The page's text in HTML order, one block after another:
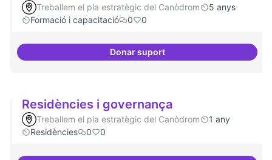
Treballem el pla estratègic del Canòdrom
5 anys
Formació i capacitació
0 0
Donar suportOferta formativa
Residències i governança
Treballem el pla estratègic del Canòdrom
1 any
Residències
0 0